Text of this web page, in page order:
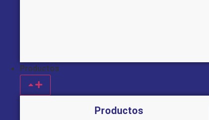
Productos
Productos